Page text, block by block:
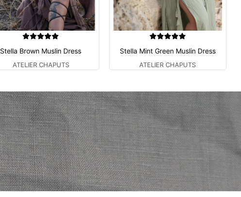
Stella Brown Muslin Dress
ATELIER CHAPUTS
Stella Mint Green Muslin Dress
ATELIER CHAPUTS